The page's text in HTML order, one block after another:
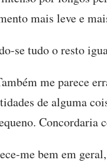
mais leve e
se tudo o resto
me parece
de alguma
Concordaria
me bem em